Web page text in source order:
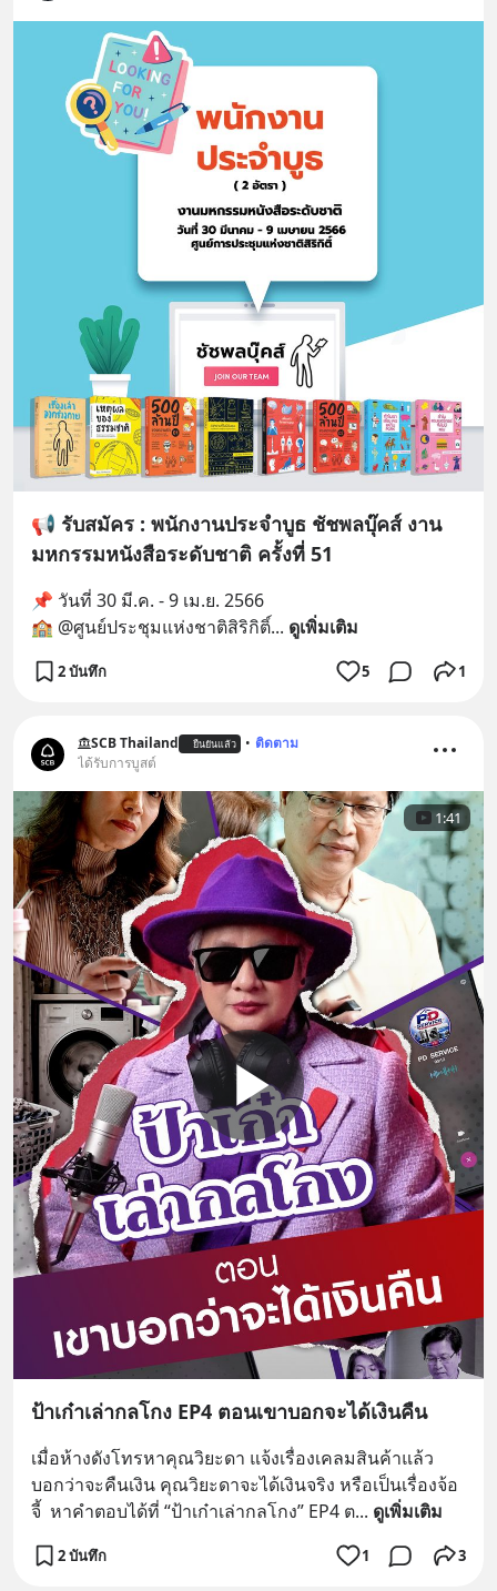
📢 รับสมัคร : พนักงานประจำบูธ ชัชพลบุ๊คส์ งาน
มหกรรมหนังสือระดับชาติ ครั้งที่ 51
📌 วันที่ 30 มี.ค. - 9 เม.ย. 2566
🏫 @ศูนย์ประชุมแห่งชาติสิริกิติ์... ดูเพิ่มเติม
2 บันทึก 5 1
SCB Thailand ยืนยันแล้ว • ติดตาม
ได้รับการบูสต์
1:41
ป้าเก๋าเล่ากลโกง EP4 ตอนเขาบอกจะได้เงินคืน
เมื่อห้างดังโทรหาคุณวิยะดา แจ้งเรื่องเคลมสินค้าแล้ว
บอกว่าจะคืนเงิน คุณวิยะดาจะได้เงินจริง หรือเป็นเรื่องจ้อ
จี้  หาคำตอบได้ที่ “ป้าเก๋าเล่ากลโกง” EP4 ต... ดูเพิ่มเติม
2 บันทึก 1 3